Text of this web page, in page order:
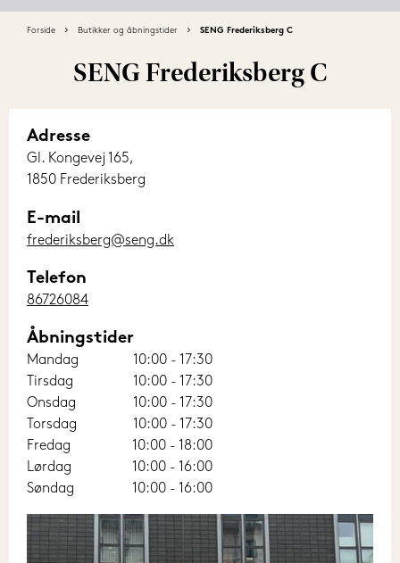
Forside Butikker og åbningstider SENG Frederiksberg C
SENG Frederiksberg C
Adresse
Gl. Kongevej 165,
1850 Frederiksberg
E-mail
frederiksberg@seng.dk
Telefon
86726084
Åbningstider
Mandag
10:00 - 17:30
Tirsdag
10:00 - 17:30
Onsdag
10:00 - 17:30
Torsdag
10:00 - 17:30
Fredag
10:00 - 18:00
Lørdag
10:00 - 16:00
Søndag
10:00 - 16:00